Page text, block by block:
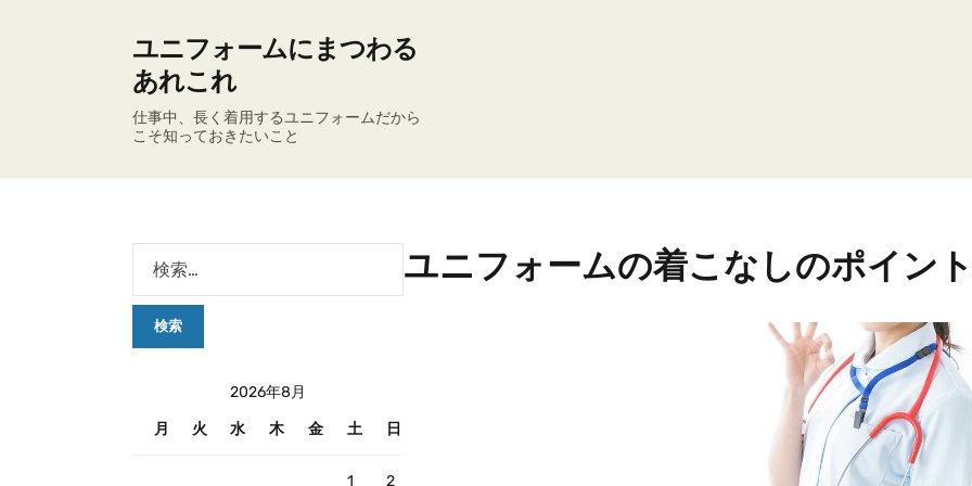
ユニフォームにまつわる
あれこれ
仕事中、長く着用するユニフォームだから
こそ知っておきたいこと
ユニフォームの着こなしのポイン
2026年8月
月
火 水 木 金 土 日
1 2